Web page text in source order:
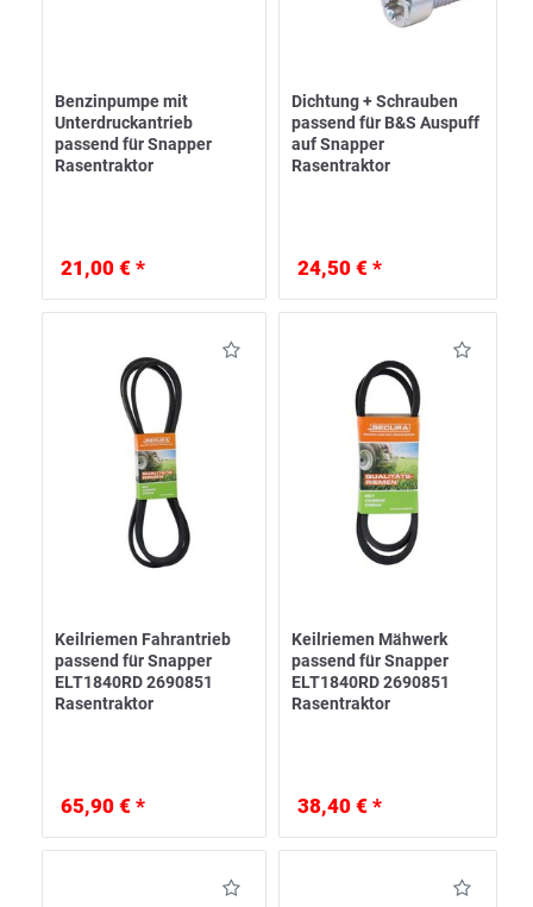
Benzinpumpe mit
Unterdruckantrieb
passend für Snapper
Rasentraktor
21,00 € *
Dichtung + Schrauben
passend für B&S Auspuff
auf Snapper
Rasentraktor
24,50 € *
Keilriemen Fahrantrieb
passend für Snapper
ELT1840RD 2690851
Rasentraktor
65,90 € *
Keilriemen Mähwerk
passend für Snapper
ELT1840RD 2690851
Rasentraktor
38,40 € *